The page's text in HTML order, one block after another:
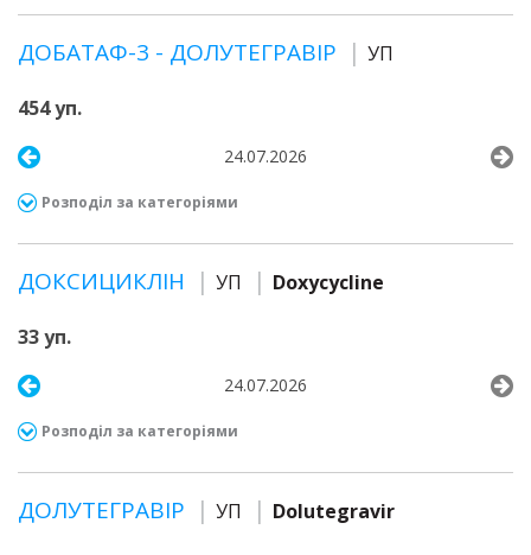
ДОБАТАФ-3 - ДОЛУТЕГРАВІР УП
454 уп.
24.07.2026
Розподіл за категоріями
ДОКСИЦИКЛІН УП Doxycycline
33 уп.
24.07.2026
Розподіл за категоріями
ДОЛУТЕГРАВІР УП Dolutegravir